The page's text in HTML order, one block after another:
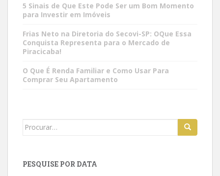
5 Sinais de Que Este Pode Ser um Bom Momento
para Investir em Imóveis
Frias Neto na Diretoria do Secovi-SP: OQue Essa
Conquista Representa para o Mercado de
Piracicaba!
O Que É Renda Familiar e Como Usar Para
Comprar Seu Apartamento
Search
PESQUISE POR DATA